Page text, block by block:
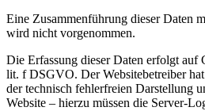
Eine Zusammenführung dieser Daten
wird nicht vorgenommen.
Die Erfassung dieser Daten erfolgt auf
lit. f DSGVO. Der Websitebetreiber hat
der technisch fehlerfreien Darstellung
Website – hierzu müssen die Server-